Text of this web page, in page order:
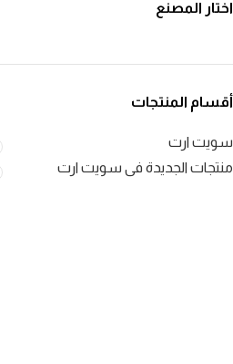
اختار المصنع
أقسام المنتجات
سويت ارت
منتجات الجديدة فى سويت ارت